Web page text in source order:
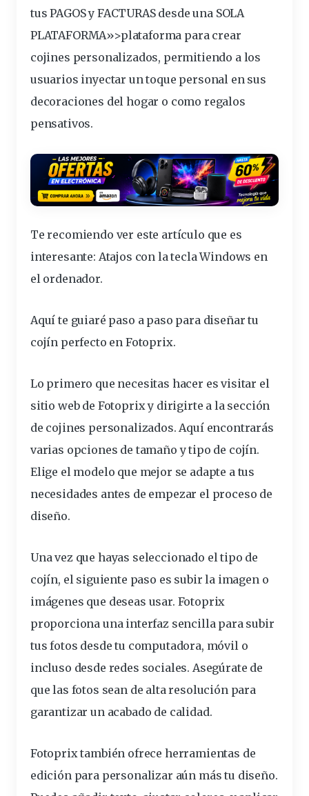
tus PAGOS y FACTURAS desde una SOLA
PLATAFORMA»>plataforma para crear
cojines personalizados, permitiendo a los
usuarios inyectar un toque personal en sus
decoraciones del hogar o como regalos
pensativos.
Te recomiendo ver este artículo que es
interesante: Atajos con la tecla Windows en
el ordenador.
Aquí te guiaré paso a paso para diseñar tu
cojín perfecto en Fotoprix.
Lo primero que necesitas hacer es visitar el
sitio web de Fotoprix y dirigirte a la sección
de cojines personalizados. Aquí encontrarás
varias opciones de tamaño y tipo de cojín.
Elige el modelo que mejor se adapte a tus
necesidades antes de empezar el proceso de
diseño.
Una vez que hayas seleccionado el tipo de
cojín, el siguiente paso es subir la imagen o
imágenes que deseas usar. Fotoprix
proporciona una interfaz sencilla para subir
tusfotos desde tu computadora, móvil o
incluso desde redes sociales. Asegúrate de
que las fotos sean de alta resolución para
garantizar un acabado de calidad.
Fotoprix también ofrece herramientas de
edición para personalizar aún más tu diseño.